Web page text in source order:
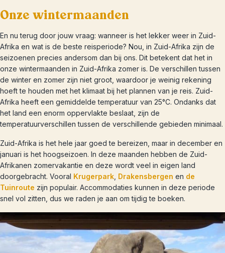
Onze wintermaanden
En nu terug door jouw vraag: wanneer is het lekker weer in Zuid-
Afrika en wat is de beste reisperiode? Nou, in Zuid-Afrika zijn de
seizoenen precies andersom dan bij ons. Dit betekent dat het in
onze wintermaanden in Zuid-Afrika zomer is. De verschillen tussen
de winter en zomer zijn niet groot, waardoor je weinig rekening
hoeft te houden met het klimaat bij het plannen van je reis. Zuid-
Afrika heeft een gemiddelde temperatuur van 25°C. Ondanks dat
het land een enorm oppervlakte beslaat, zijn de
temperatuurverschillen tussen de verschillende gebieden minimaal.
Zuid-Afrika is het hele jaar goed te bereizen, maar in december en
januari is het hoogseizoen. In deze maanden hebben de Zuid-
Afrikanen zomervakantie en deze wordt veel in eigen land
doorgebracht. Vooral Krugerpark Drakensbergen en de
Tuinroute zijn populair. Accommodaties kunnen in deze periode
snel vol zitten, dus we raden je aan om tijdig te boeken.